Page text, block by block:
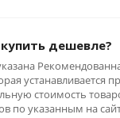
дешевле?
устанавливается
стоимость
по указанным на